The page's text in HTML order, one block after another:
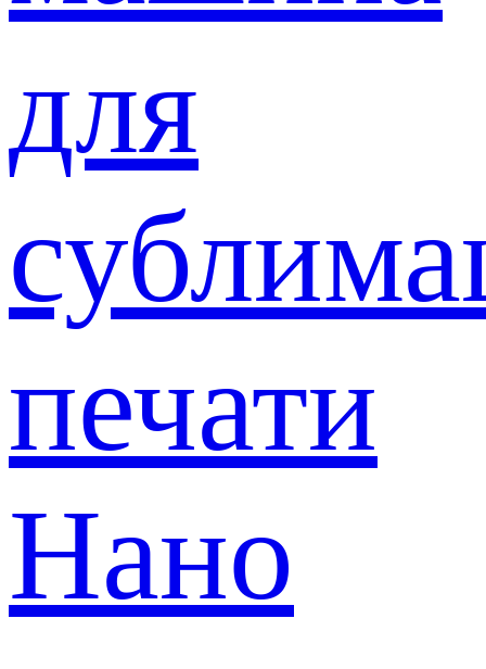
для
печати
Нано